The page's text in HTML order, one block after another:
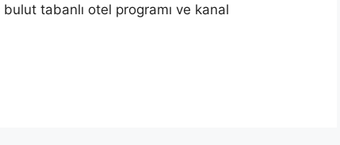
tabanlı otel programı ve kanal